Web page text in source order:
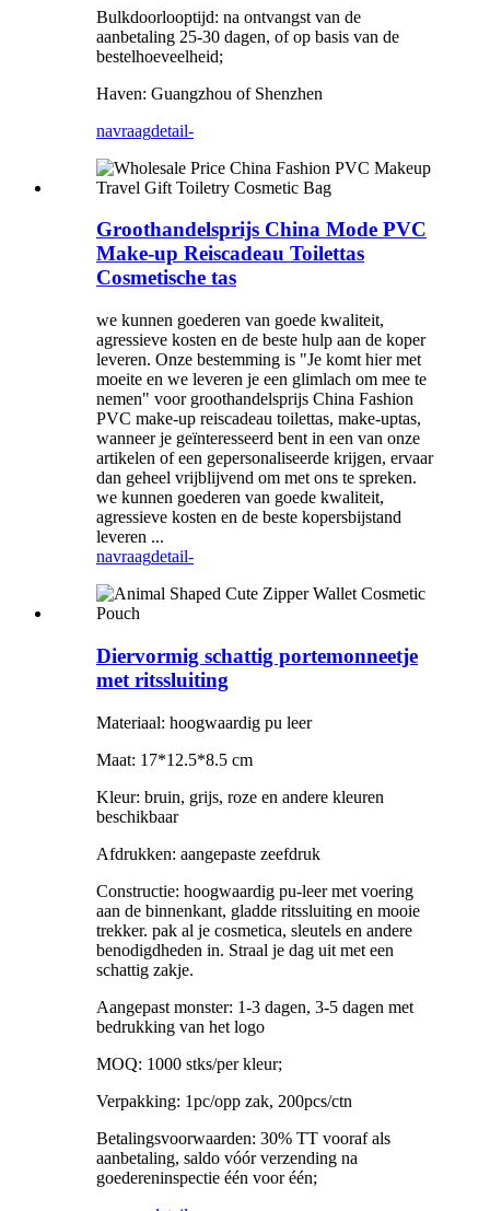
Bulkdoorlooptijd: na ontvangst van de
aanbetaling 25-30 dagen, of op basis van de
bestelhoeveelheid;
Haven: Guangzhou of Shenzhen
navraagdetail-
Groothandelsprijs China Mode PVC
Make-up Reiscadeau Toilettas
Cosmetische tas
we kunnen goederen van goede kwaliteit,
agressieve kosten en de beste hulp aan de koper
leveren. Onze bestemming is "Je komt hier met
moeite en we leveren je een glimlach om mee te
nemen" voor groothandelsprijs China Fashion
PVC make-up reiscadeau toilettas, make-uptas,
wanneer je geïnteresseerd bent in een van onze
artikelen of een gepersonaliseerde krijgen, ervaar
dan geheel vrijblijvend om met ons te spreken.
we kunnen goederen van goede kwaliteit,
agressieve kosten en de beste kopersbijstand
leveren ...
navraagdetail-
Diervormig schattig portemonneetje
met ritssluiting
Materiaal: hoogwaardig pu leer
Maat: 17*12.5*8.5 cm
Kleur: bruin, grijs, roze en andere kleuren
beschikbaar
Afdrukken: aangepaste zeefdruk
Constructie: hoogwaardig pu-leer met voering
aan de binnenkant, gladde ritssluiting en mooie
trekker. pak al je cosmetica, sleutels en andere
benodigdheden in. Straal je dag uit met een
schattig zakje.
Aangepast monster: 1-3 dagen, 3-5 dagen met
bedrukking van het logo
MOQ: 1000 stks/per kleur;
Verpakking: 1pc/opp zak, 200pcs/ctn
Betalingsvoorwaarden: 30% TT vooraf als
aanbetaling, saldo vóór verzending na
goedereninspectie één voor één;